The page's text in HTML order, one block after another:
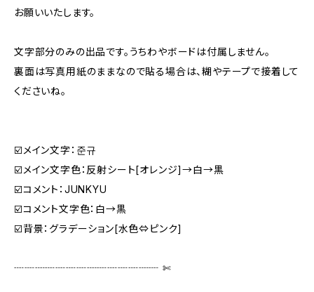
お願いいたします。
文字部分のみの出品です。うちわやボードは付属しません。
裏面は写真用紙のままなので貼る場合は、糊やテープで接着して
くださいね。
☑️メイン文字：준규
☑️メイン文字色：反射シート[オレンジ]→白→黒
☑️コメント：JUNKYU
☑️コメント文字色：白→黒
☑️背景：グラデーション[水色⇔ピンク]
┈┈┈┈┈┈┈┈┈┈┈┈┈┈ ✄‬‬